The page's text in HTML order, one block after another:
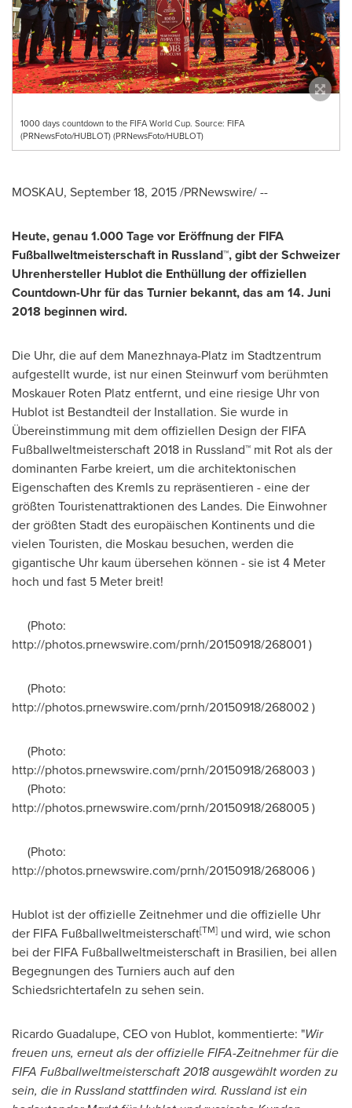
1000 days countdown to the FIFA World Cup. Source: FIFA
(PRNewsFoto/HUBLOT) (PRNewsFoto/HUBLOT)
MOSKAU, September 18, 2015/PRNewswire/ --
Heute, genau 1.000 Tage vor Eröffnung der FIFA
Fußballweltmeisterschaft in Russland™, gibt der Schweizer
Uhrenhersteller Hublot die Enthüllung der offiziellen
Countdown-Uhr für das Turnier bekannt, das am 14. Juni
2018 beginnen wird.
Die Uhr, die auf dem Manezhnaya-Platz im Stadtzentrum
aufgestellt wurde, ist nur einen Steinwurf vom berühmten
Moskauer Roten Platz entfernt, und eine riesige Uhr von
Hublot ist Bestandteil der Installation. Sie wurde in
Übereinstimmung mit dem offiziellen Design der FIFA
Fußballweltmeisterschaft 2018 in Russland™ mit Rot als der
dominanten Farbe kreiert, um die architektonischen
Eigenschaften des Kremls zu repräsentieren - eine der
größten Touristenattraktionen des Landes. Die Einwohner
der größten Stadt des europäischen Kontinents und die
vielen Touristen, die Moskau besuchen, werden die
gigantische Uhr kaum übersehen können - sie ist 4 Meter
hoch und fast 5 Meter breit!
(Photo:
http://photos.prnewswire.com/prnh/20150918/268001 )
(Photo:
http://photos.prnewswire.com/prnh/20150918/268002 )
(Photo:
http://photos.prnewswire.com/prnh/20150918/268003 )
(Photo:
http://photos.prnewswire.com/prnh/20150918/268005 )
(Photo:
http://photos.prnewswire.com/prnh/20150918/268006 )
Hublot ist der offizielle Zeitnehmer und die offizielle Uhr
der FIFA Fußballweltmeisterschaft[TM] und wird, wie schon
bei der FIFA Fußballweltmeisterschaft in Brasilien, bei allen
Begegnungen des Turniers auch auf den
Schiedsrichtertafeln zu sehen sein.
Ricardo Guadalupe, CEOvon Hublot, kommentierte: "Wir
freuen uns, erneut als der offizielle FIFA-Zeitnehmer für die
FIFA Fußballweltmeisterschaft 2018 ausgewählt worden zu
sein, die in Russland stattfinden wird. Russland ist ein